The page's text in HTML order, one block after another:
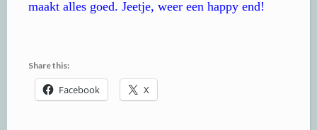
maakt alles goed. Jeetje, weer een happy end!
Share this:
Facebook X